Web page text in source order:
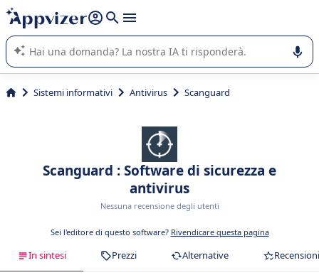
righe con
shift + enter
L'IA di Appvizer vi guida nell'utilizzo o nella scelta di un
software SaaS per la vostra azienda.
Sistemi informativi Antivirus Scanguard
Scanguard : Software di sicurezza e
antivirus
Nessuna recensione degli utenti
Sei l'editore di questo software? Rivendicare questa pagina
In sintesi Prezzi Alternative Recensioni